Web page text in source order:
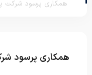
همکاری پرسود شرکت
همکاری پرسود